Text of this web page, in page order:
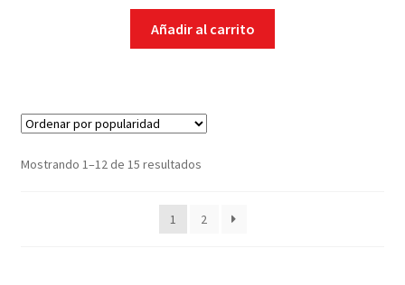
Añadir al carrito
Mostrando 1–12 de 15 resultados
1 2